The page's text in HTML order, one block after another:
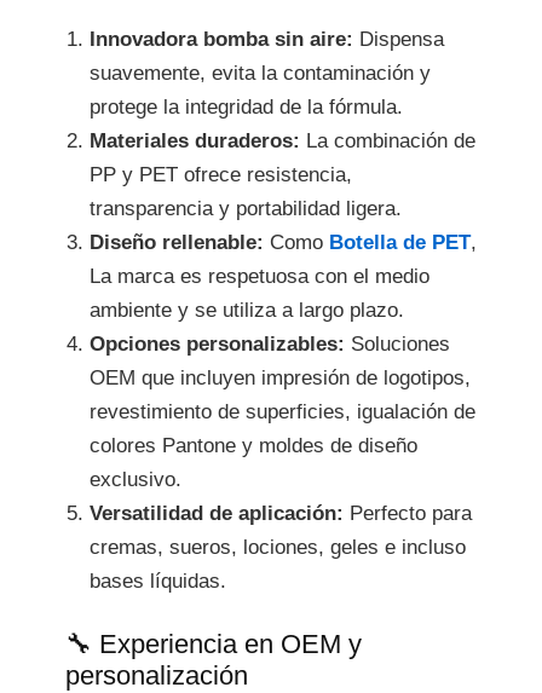
Innovadora bomba sin aire: Dispensa
suavemente, evita la contaminación y
protege la integridad de la fórmula.
Materiales duraderos: La combinación de
PP y PET ofrece resistencia,
transparencia y portabilidad ligera.
Diseño rellenable: Como Botella de PET,
La marca es respetuosa con el medio
ambiente y se utiliza a largo plazo.
Opciones personalizables: Soluciones
OEM que incluyen impresión de logotipos,
revestimiento de superficies, igualación de
colores Pantone y moldes de diseño
exclusivo.
Versatilidad de aplicación: Perfecto para
cremas, sueros, lociones, geles e incluso
bases líquidas.
🔧 Experiencia en OEM y
personalización